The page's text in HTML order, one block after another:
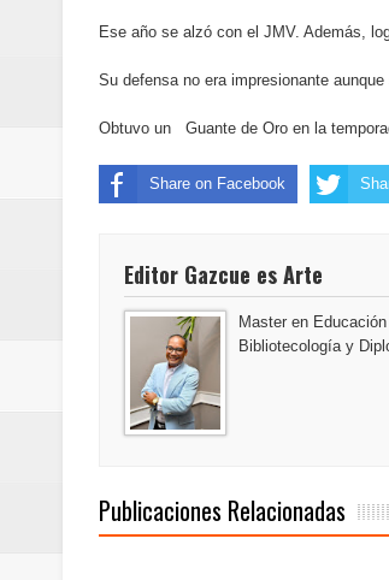
Euromoney
Ese año se alzó con el JMV. Además,
Su defensa no era impresionante
Obtuvo un Guante de Oro en la
Share on Facebook
Editor Gazcue es Arte
Master en
Bibliotecología y
Publicaciones Relacionadas